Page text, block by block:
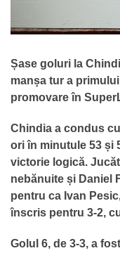
Șase goluri la
manșa tur a
promovare în
Chindia a condus
ori în minutule 53 și
victorie logică.
nebănuite și Daniel
pentru ca Ivan
înscris pentru 3-2,
Golul 6, de 3-3, a